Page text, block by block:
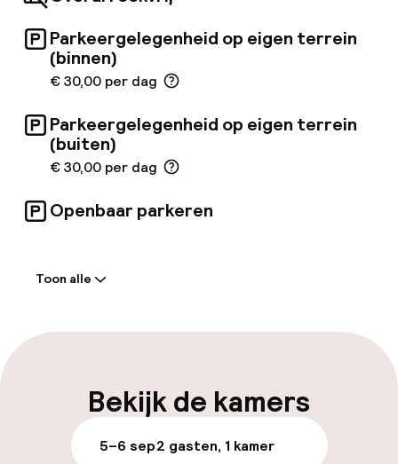
Parkeergelegenheid op eigen terrein
(binnen)
€ 30,00 per dag
Parkeergelegenheid op eigen terrein
(buiten)
€ 30,00 per dag
Openbaar parkeren
Meertalige medewerkers
Parkeren & mobiliteit
Toon alle
Bekijk de kamers
5–6 sep2 gasten, 1 kamer